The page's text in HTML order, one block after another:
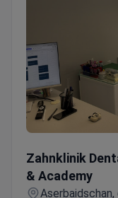
Zahnklinik
& Academy
Aserbaidschan,